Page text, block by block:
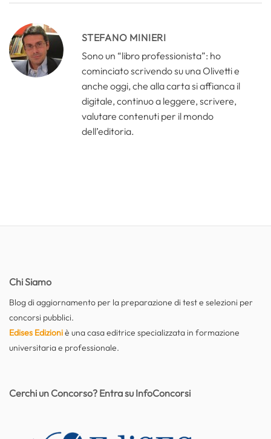
STEFANO MINIERI
Sono un “libro professionista”: ho
cominciato scrivendo su una Olivetti e
anche oggi, che alla carta si affianca il
digitale, continuo a leggere, scrivere,
valutare contenuti per il mondo
dell’editoria.
Chi Siamo
Blog di aggiornamento per la preparazione di test e selezioni per
concorsi pubblici.
Edises Edizioniè una casa editrice specializzata in formazione
universitaria e professionale.
Cerchi un Concorso? Entra su InfoConcorsi